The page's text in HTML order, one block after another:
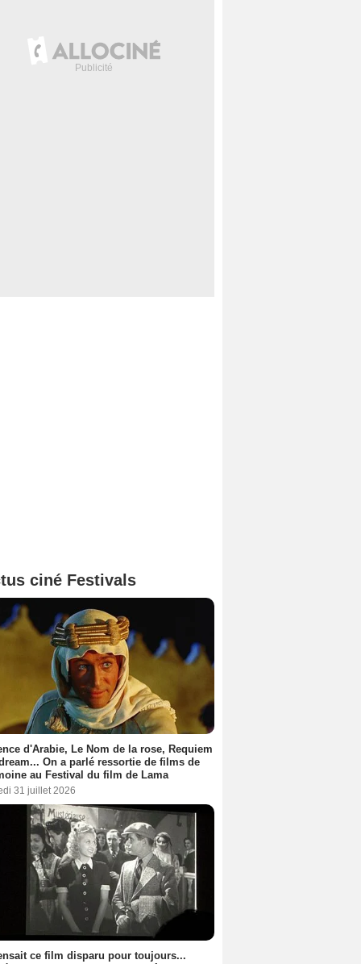
ciné Festivals
d'Arabie, Le Nom de la rose, Requiem
On a parlé ressortie de films de
au Festival du film de Lama
31 juillet 2026
ce film disparu pour toujours...